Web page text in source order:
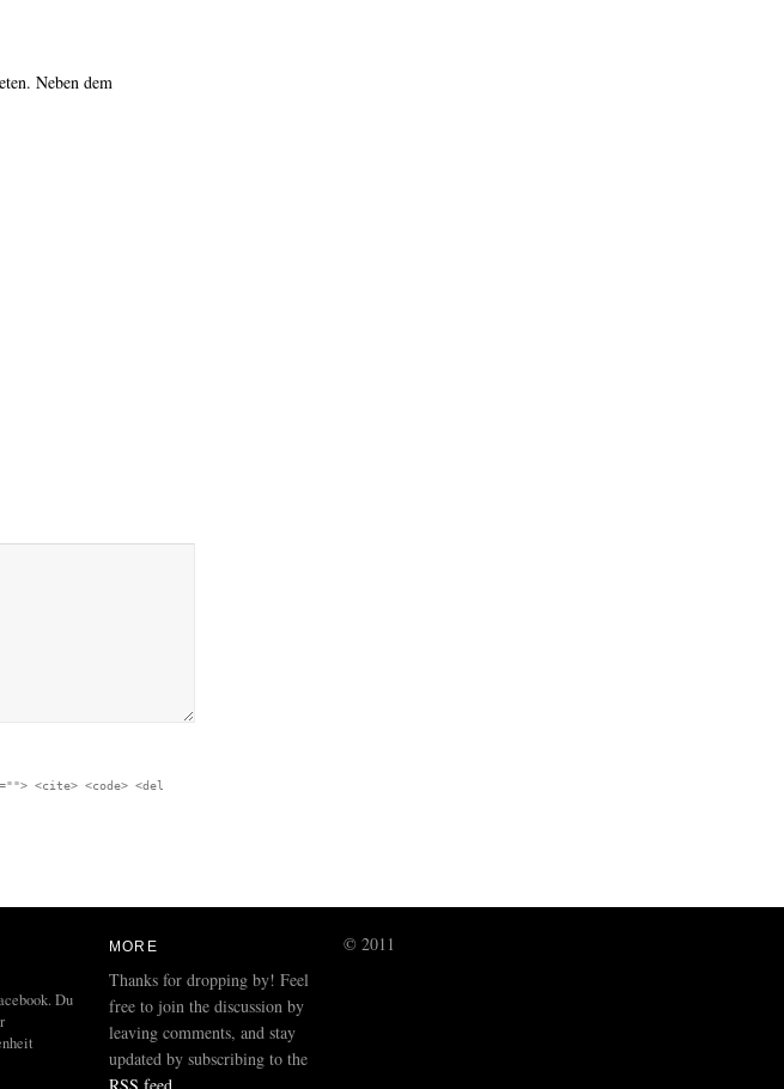
Neben dem
<cite> <code> <del
Du
MORE
Thanks for dropping by! Feel
free to join the discussion by
leaving comments, and stay
updated by subscribing to the
© 2011